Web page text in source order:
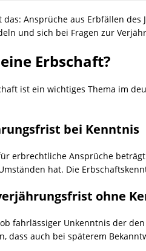
das: Ansprüche aus Erbfällen
und sich bei Fragen zur
Erbschaft?
ist ein wichtiges Thema im
bei Kenntnis
erbrechtliche Ansprüche
hat. Die
ohne
fahrlässiger Unkenntnis der
dass auch bei späterem